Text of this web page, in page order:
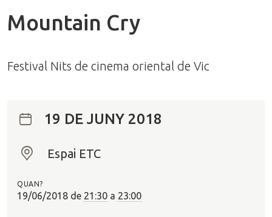
Mountain Cry
Festival Nits de cinema oriental de Vic
19 DE JUNY 2018
O
?
Espai ETC
QUAN?
19/06/2018 de 21:30 a 23:00